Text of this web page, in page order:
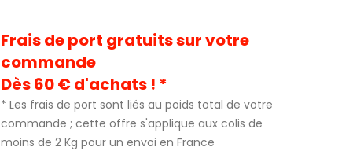
Frais de port gratuits sur votre
commande
Dès 60 € d'achats ! *
* Les frais de port sont liés au poids total de votre
commande ; cette offre s'applique aux colis de
moins de 2 Kg pour un envoi en France